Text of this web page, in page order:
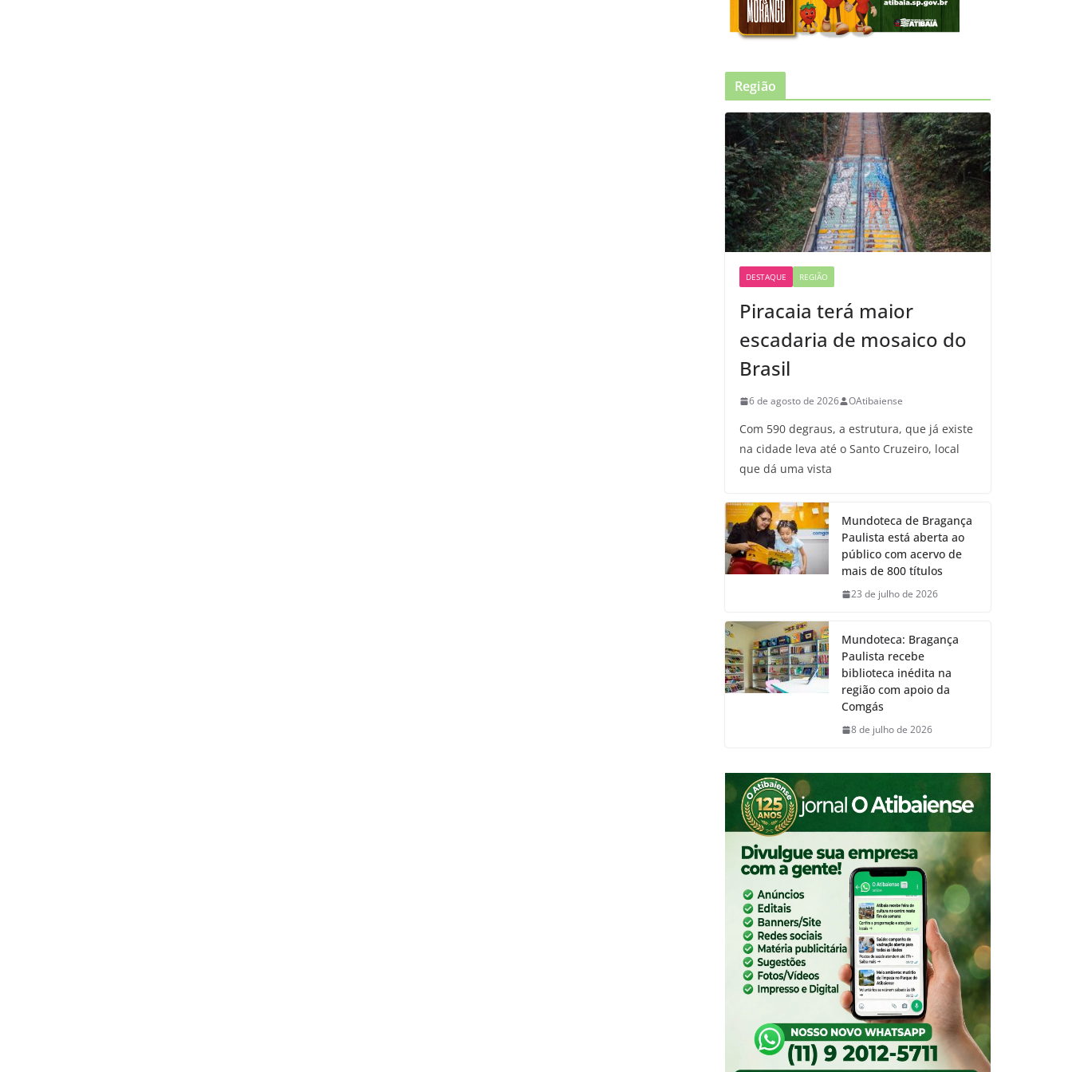
Região
DESTAQUE REGIÃO
Piracaia terá maior
escadaria de mosaico do
Brasil
6 de agosto de 2026 OAtibaiense
Com 590 degraus, a estrutura, que já existe
na cidade leva até o Santo Cruzeiro, local
que dá uma vista
Mundoteca de Bragança
Paulista está aberta ao
público com acervo de
mais de 800 títulos
23 de julho de 2026
Mundoteca: Bragança
Paulista recebe
biblioteca inédita na
região com apoio da
Comgás
8 de julho de 2026